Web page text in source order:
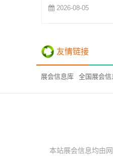
2026-08-05
友情链接
展会信息库 全国展会信
本站展会信息均由